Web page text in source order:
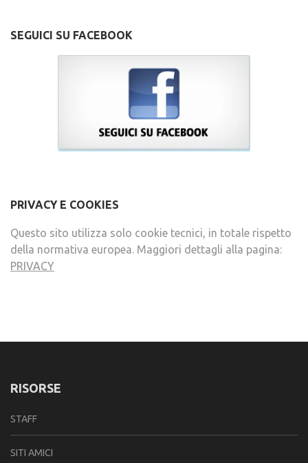
SEGUICI SU FACEBOOK
PRIVACY E COOKIES
Questo sito utilizza solo cookie tecnici, in totale rispetto
della normativa europea. Maggiori dettagli alla pagina:
PRIVACY
RISORSE
STAFF
SITI AMICI